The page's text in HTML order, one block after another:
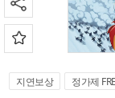
지연보상 정가제